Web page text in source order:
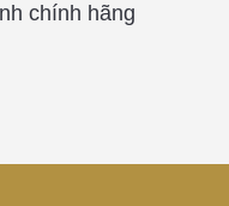
chính hãng